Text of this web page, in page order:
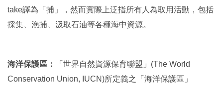
take譯為「捕」，然而實際上泛指所有人為取用活動，包括
採集、漁捕、汲取石油等各種海中資源。
海洋保護區： 「世界自然資源保育聯盟」 (The World
Conservation Union, IUCN)所定義之「海洋保護區」